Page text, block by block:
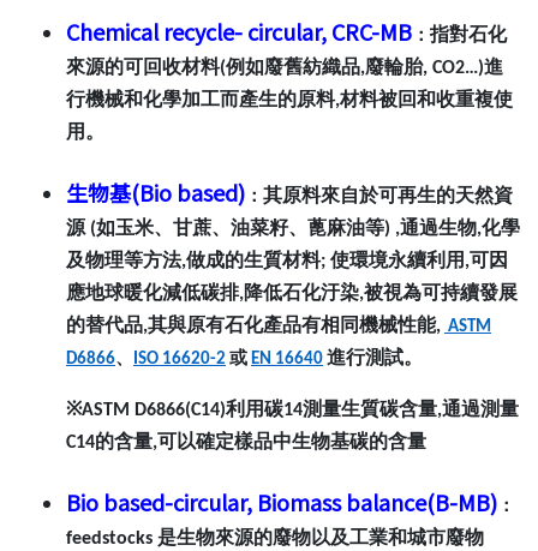
Chemical recycle- circular, CRC-MB ： 指對石化
來源的可回收材料(例如廢舊紡織品,廢輪胎, CO2…)進
行機械和化學加工而產生的原料,材料被回和收重複使
用。
生物基(Bio based) ： 其原料來自於可再生的天然資
源 (如玉米、甘蔗、油菜籽、蓖麻油等) ,通過生物,化學
及物理等方法,做成的生質材料; 使環境永續利用,可因
應地球暖化減低碳排,降低石化汙染,被視為可持續發展
的替代品,其與原有石化產品有相同機械性能, ASTM
D6866、 ISO 16620-2 或 EN 16640 進行測試。
※ASTM D6866(C14)利用碳14測量生質碳含量,通過測量
C14的含量,可以確定樣品中生物基碳的含量
Bio based-circular, Biomass balance(B-MB) ：
feedstocks 是生物來源的廢物以及工業和城市廢物